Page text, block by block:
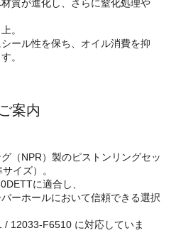
質が進化し、さらに窒化処理や
。
ール性を保ち、オイル消費を抑
。
案内
（NPR）製のピストンリングセッ
イズ）。
に適合し、
ーホールにおいて信頼できる選択
12033-F6510 に対応していま